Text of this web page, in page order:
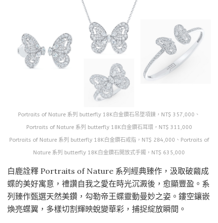
Portraits of Nature 系列 butterfly 18K白金鑽石吊墜項鍊，NT$ 357,000、
Portraits of Nature 系列 butterfly 18K白金鑽石耳環，NT$ 311,000
Portraits of Nature 系列 butterfly 18K白金鑽石戒指，NT$ 284,000、Portraits of
Nature 系列 butterfly 18K白金鑽石開放式手鐲，NT$ 635,000
白鹿詮釋 Portraits of Nature 系列經典臻作，汲取破繭成
蝶的美好寓意，禮讚自我之愛在時光沉澱後，愈顯豐盈。系
列臻作甄選天然美鑽，勾勒帝王蝶靈動曼妙之姿。鏤空鑲嵌
煥亮蝶翼，多樣切割輝映蛻變華彩，捕捉綻放瞬間。